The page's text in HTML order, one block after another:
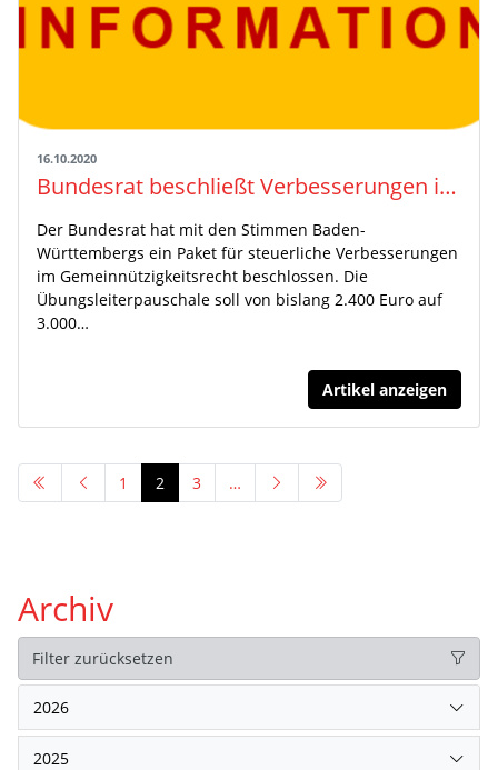
16.10.2020
Bundesrat beschließt Verbesserungen im Gemeinnützigkeitsrecht
Der Bundesrat hat mit den Stimmen Baden-
Württembergs ein Paket für steuerliche Verbesserungen
im Gemeinnützigkeitsrecht beschlossen. Die
Übungsleiter­pauschale soll von bislang 2.400 Euro auf
3.000…
Artikel anzeigen
1 2 3 …
Archiv
Filter zurücksetzen
2026
2025